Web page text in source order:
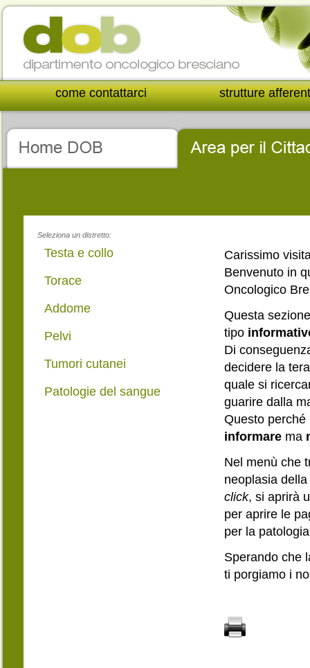
come contattarci strutture
Seleziona un distretto:
Testa e collo
Torace
Addome
Pelvi
Tumori cutanei
Patologie del sangue
Carissimo
Benvenuto in
Oncologico
Questa
tipo
Di
decidere la
quale si
guarire dalla
Questo
informare ma
Nel menù che
neoplasia
click, si aprirà
per aprire le
per la
Sperando che
ti porgiamo i